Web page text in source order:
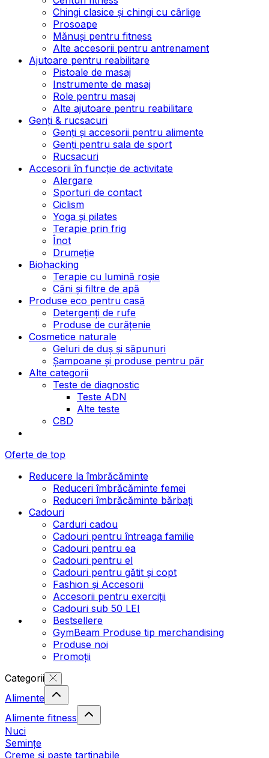
Chingi clasice și chingi cu cârlige
Prosoape
Mănuși pentru fitness
Alte accesorii pentru antrenament
Ajutoare pentru reabilitare
Pistoale de masaj
Instrumente de masaj
Role pentru masaj
Alte ajutoare pentru reabilitare
Genți & rucsacuri
Genți și accesorii pentru alimente
Genți pentru sala de sport
Rucsacuri
Accesorii în funcție de activitate
Alergare
Sporturi de contact
Ciclism
Yoga și pilates
Terapie prin frig
Înot
Drumeție
Biohacking
Terapie cu lumină roșie
Căni și filtre de apă
Produse eco pentru casă
Detergenți de rufe
Produse de curățenie
Cosmetice naturale
Geluri de duș și săpunuri
Șampoane și produse pentru păr
Alte categorii
Teste de diagnostic
Teste ADN
Alte teste
CBD
Oferte de top
Reducere la îmbrăcăminte
Reduceri îmbrăcăminte femei
Reduceri îmbrăcăminte bărbați
Cadouri
Carduri cadou
Cadouri pentru întreaga familie
Cadouri pentru ea
Cadouri pentru el
Cadouri pentru gătit și copt
Fashion și Accesorii
Accesorii pentru exerciții
Cadouri sub 50 LEI
Bestsellere
GymBeam Produse tip merchandising
Produse noi
Promoții
Categorii
Alimente
Alimente fitness
Nuci
Semințe
Creme și paste tartinabile